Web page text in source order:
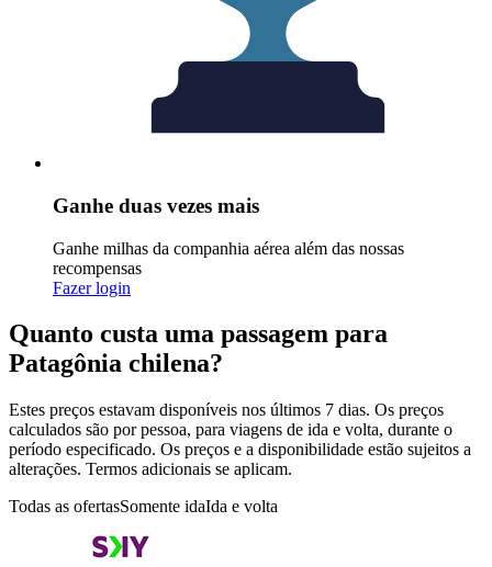
Ganhe duas vezes mais
Ganhe milhas da companhia aérea além das nossas
recompensas
Fazer login
Quanto custa uma passagem para
Patagônia chilena?
Estes preços estavam disponíveis nos últimos 7 dias. Os preços
calculados são por pessoa, para viagens de ida e volta, durante o
período especificado. Os preços e a disponibilidade estão sujeitos a
alterações. Termos adicionais se aplicam.
Todas as ofertasSomente idaIda e volta